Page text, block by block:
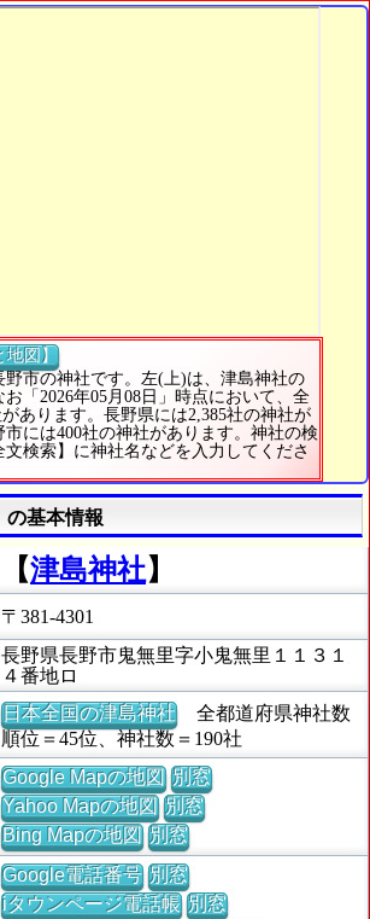
地図】
市の神社です。左(上)は、津島神社の
お「2026年05月08日」時点において、全
あります。長野県には2,385社の神社が
には400社の神社があります。神社の検
検索】に神社名などを入力してくださ
の基本情報
【津島神社】
〒381-4301
長野県長野市鬼無里字小鬼無里１１３１
４番地ロ
日本全国の津島神社全都道府県神社数
順位＝45位、神社数＝190社
Google Mapの地図 別窓
Yahoo Mapの地図 別窓
Bing Mapの地図 別窓
Google電話番号 別窓
iタウンページ電話帳 別窓